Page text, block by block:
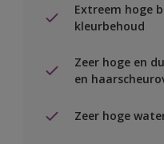
Extreem hoge
kleurbehoud
Zeer hoge en
en
Zeer hoge